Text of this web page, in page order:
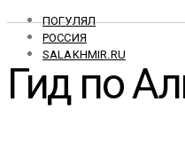
ПОГУЛЯЛ
РОССИЯ
SALAKHMIR.RU
Гид по